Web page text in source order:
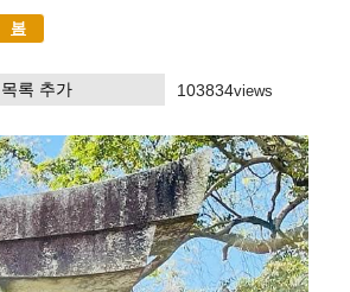
봄
록 추가 103834views